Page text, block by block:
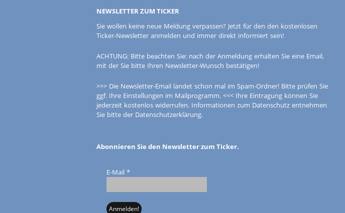
NEWSLETTER ZUM TICKER
Sie wollen keine neue Meldung verpassen? Jetzt für den den kostenlosen
Ticker-Newsletter anmelden und immer direkt informiert sein!
ACHTUNG: Bitte beachten Sie: nach der Anmeldung erhalten Sie eine Email,
mit der Sie bitte Ihren Newsletter-Wunsch bestätigen!
>>> Die Newsletter-Email landet schon mal im Spam-Ordner! Bitte prüfen Sie
ggf. Ihre Einstellungen im Mailprogramm. <<< Ihre Eintragung können Sie
jederzeit kostenlos widerrufen. Informationen zum Datenschutz entnehmen
Sie bitte der Datenschutzerklärung.
Abonnieren Sie den Newsletter zum Ticker.
E-Mail *